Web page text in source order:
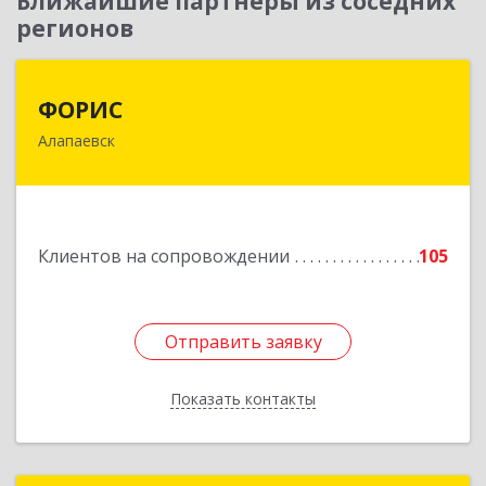
регионов
ФОРИС
Алапаевск
Клиентов на сопровождении 105
Отправить заявку
Показать контакты
624601, Свердловская обл, Алапаевск г, Ленина
Отправить заявку
Назад